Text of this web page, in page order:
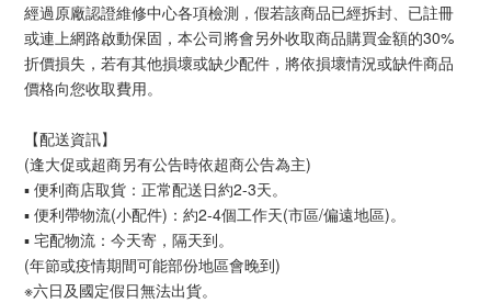
經過原廠認證維修中心各項檢測，假若該商品已經拆封、已註冊
或連上網路啟動保固，本公司將會另外收取商品購買金額的30%
折價損失，若有其他損壞或缺少配件，將依損壞情況或缺件商品
價格向您收取費用。
【配送資訊】
(逢大促或超商另有公告時依超商公告為主)
▪ 便利商店取貨：正常配送日約2-3天。
▪ 便利帶物流(小配件)：約2-4個工作天(市區/偏遠地區)。
▪ 宅配物流：今天寄，隔天到。
(年節或疫情期間可能部份地區會晚到)
※六日及國定假日無法出貨。